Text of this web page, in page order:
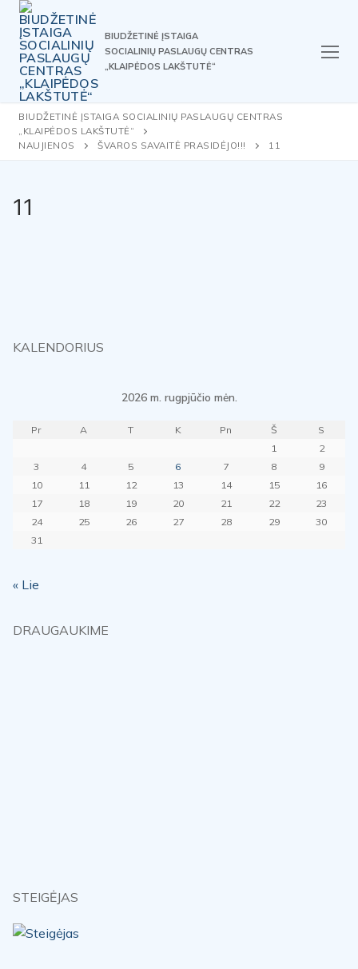
Skip
content
BIUDŽETINĖ ĮSTAIGA
SOCIALINIŲ PASLAUGŲ CENTRAS
„KLAIPĖDOS LAKŠTUTĖ“
BIUDŽETINĖ ĮSTAIGA SOCIALINIŲ PASLAUGŲ CENTRAS
„KLAIPĖDOS LAKŠTUTĖ“
NAUJIENOS
ŠVAROS SAVAITĖ PRASIDĖJO!!! 11
11
KALENDORIUS
2026 m. rugpjūčio mėn.
Pr A T K Pn Š
S
1
2
3
4 5 6 7 8
9
10
11 12 13 14 15
16
17
18 19 20 21 22
23
24
25 26 27 28 29
30
31
« Lie
DRAUGAUKIME
STEIGĖJAS